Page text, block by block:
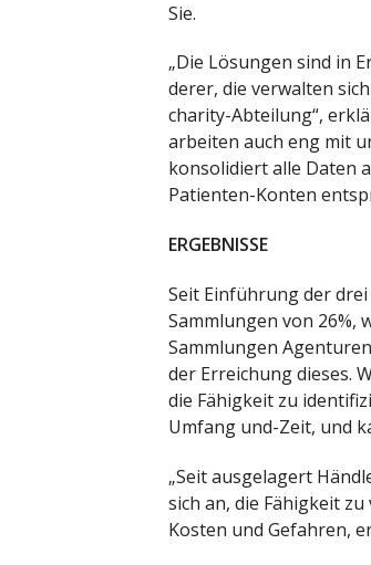
Sie.
„Die Lösungen sind in
derer, die verwalten
charity-Abteilung“,
arbeiten auch eng mit
konsolidiert alle Daten
Patienten-Konten
ERGEBNISSE
Seit Einführung der
Sammlungen von 26%,
Sammlungen
der Erreichung dieses.
die Fähigkeit zu
Umfang und-Zeit, und
„Seit ausgelagert
sich an, die Fähigkeit
Kosten und Gefahren,